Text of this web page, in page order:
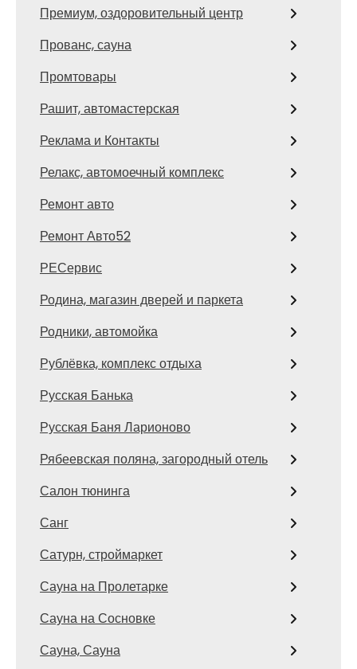
Премиум, оздоровительный центр
Прованс, сауна
Промтовары
Рашит, автомастерская
Реклама и Контакты
Релакс, автомоечный комплекс
Ремонт авто
Ремонт Авто52
РЕСервис
Родина, магазин дверей и паркета
Родники, автомойка
Рублёвка, комплекс отдыха
Русская Банька
Русская Баня Ларионово
Рябеевская поляна, загородный отель
Салон тюнинга
Санг
Сатурн, строймаркет
Сауна на Пролетарке
Сауна на Сосновке
Сауна, Сауна